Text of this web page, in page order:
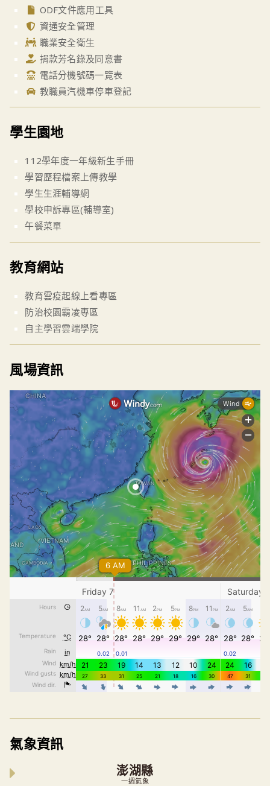
ODF文件應用工具
資通安全管理
職業安全衛生
捐款芳名錄及同意書
電話分機號碼一覽表
教職員汽機車停車登記
學生園地
112學年度一年級新生手冊
學習歷程檔案上傳教學
學生生涯輔導網
學校申訴專區(輔導室)
午餐菜單
教育網站
教育雲疫起線上看專區
防治校園霸凌專區
自主學習雲端學院
風場資訊
氣象資訊
澎湖縣
一週氣象